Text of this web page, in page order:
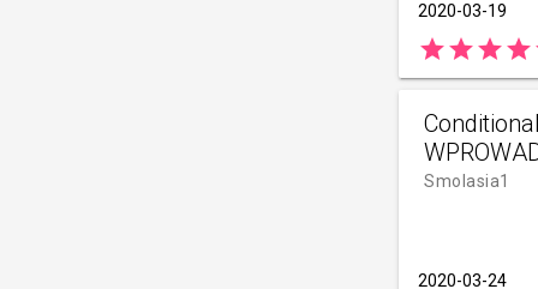
2020-03-19
starstarstarstar
Smolasia1
2020-03-24